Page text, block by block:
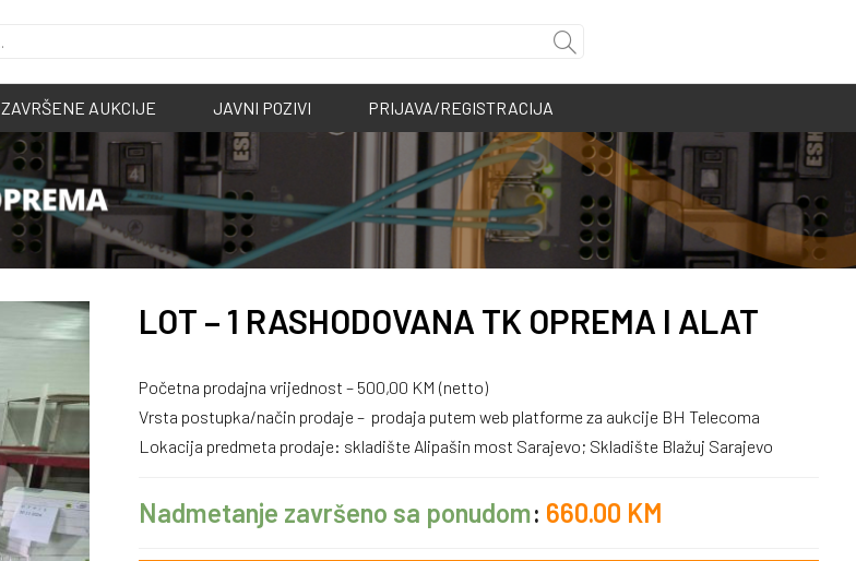
ZAVRŠENE AUKCIJE JAVNI POZIVI PRIJAVA/REGISTRACIJA
LOT – 1 RASHODOVANA TK OPREMA I ALAT
Početna prodajna vrijednost – 500,00 KM (netto)
Vrsta postupka/način prodaje – prodaja putem web platforme za aukcije BH Telecoma
Lokacija predmeta prodaje: skladište Alipašin most Sarajevo; Skladište Blažuj Sarajevo
Nadmetanje završeno sa ponudom: 660.00 KM